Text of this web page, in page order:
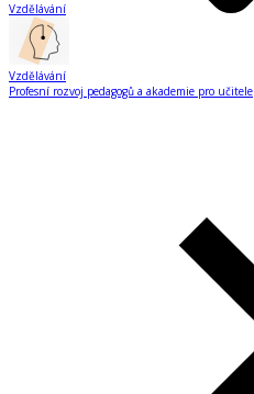
Vzdělávání
Vzdělávání
Profesní rozvoj pedagogů a akademie pro učitele